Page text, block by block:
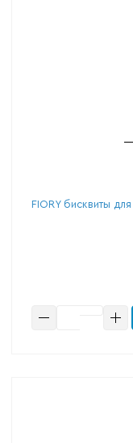
FIORY бисквиты